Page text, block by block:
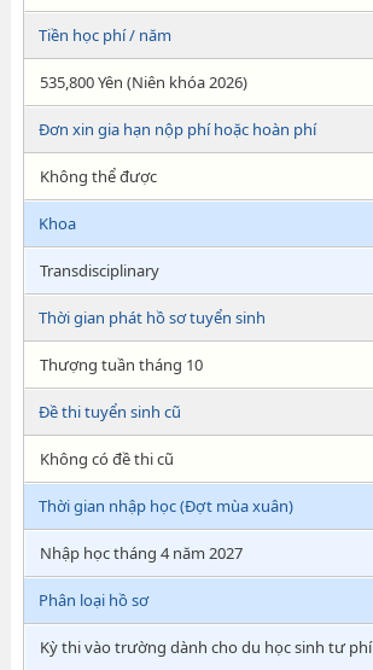
Tiền học phí / năm
535,800 Yên (Niên khóa 2026)
Đơn xin gia hạn nộp phí hoặc hoàn phí
Không thể được
Khoa
Transdisciplinary
Thời gian phát hồ sơ tuyển sinh
Thượng tuần tháng 10
Đề thi tuyển sinh cũ
Không có đề thi cũ
Thời gian nhập học (Đợt mùa xuân)
Nhập học tháng 4 năm 2027
Phân loại hồ sơ
Kỳ thi vào trường dành cho du học sinh tư phí